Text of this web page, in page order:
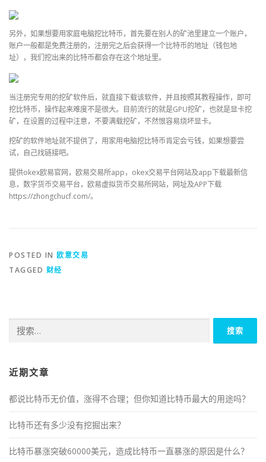
另外，如果想要用家庭电脑挖比特币，首先要在别人的矿池里建立一个账户，
账户一般都是免费注册的，注册完之后会获得一个比特币的地址（钱包地
址），我们挖出来的比特币都会存在这个地址里。
当注册完专用的挖矿软件后，就直接下载该软件，并且按照其教程操作，即可
挖比特币，操作起来难度不是很大。目前流行的就是GPU挖矿，也就是显卡挖
矿，在设置的过程中注意，不要满载挖矿，不然恨容易烧坏显卡。
挖矿的软件地址就不提供了，用家用电脑挖比特币肯定会亏钱，如果想要尝
试，自己找链接吧。
提供okex欧易官网，欧易交易所app，okex交易平台网站及app下载最新信
息，数字货币交易平台，欧易虚拟货币交易所网站，网址及APP下载
https://zhongchucf.com/。
POSTED IN 欧意交易
TAGGED 财经
索：
近期文章
都说比特币无价值，涨得不合理；但你知道比特币最大的用途吗？
比特币还有多少没有挖掘出来？
比特币暴涨突破60000美元，造成比特币一直暴涨的原因是什么？